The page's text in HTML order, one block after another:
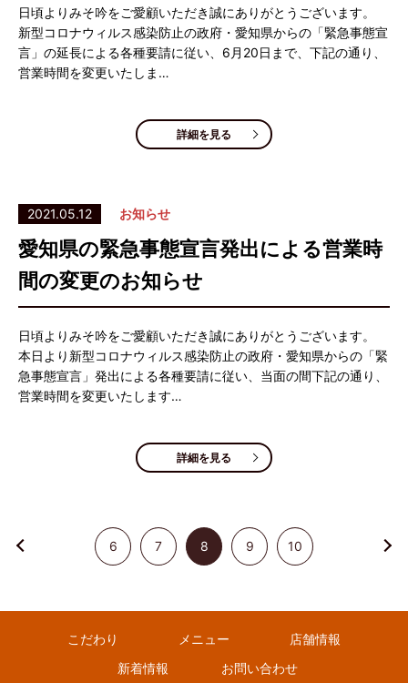
日頃よりみそ吟をご愛顧いただき誠にありがとうございます。
新型コロナウィルス感染防止の政府・愛知県からの「緊急事態宣
言」の延長による各種要請に従い、6月20日まで、下記の通り、
営業時間を変更いたしま…
詳細を見る
2021.05.12 お知らせ
愛知県の緊急事態宣言発出による営業時
間の変更のお知らせ
日頃よりみそ吟をご愛顧いただき誠にありがとうございます。
本日より新型コロナウィルス感染防止の政府・愛知県からの「緊
急事態宣言」発出による各種要請に従い、当面の間下記の通り、
営業時間を変更いたします…
詳細を見る
6 7 8 9 10
こだわり メニュー
店舗情報
新着情報
お問い合わせ